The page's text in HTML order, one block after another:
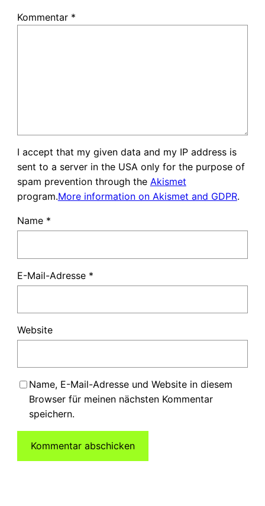
Kommentar *
I accept that my given data and my IP address is
sent to a server in the USA only for the purpose of
spam prevention through the Akismet
program.More information on Akismet and GDPR.
Name *
E-Mail-Adresse *
Website
Name, E-Mail-Adresse und Website in diesem
Browser für meinen nächsten Kommentar
speichern.